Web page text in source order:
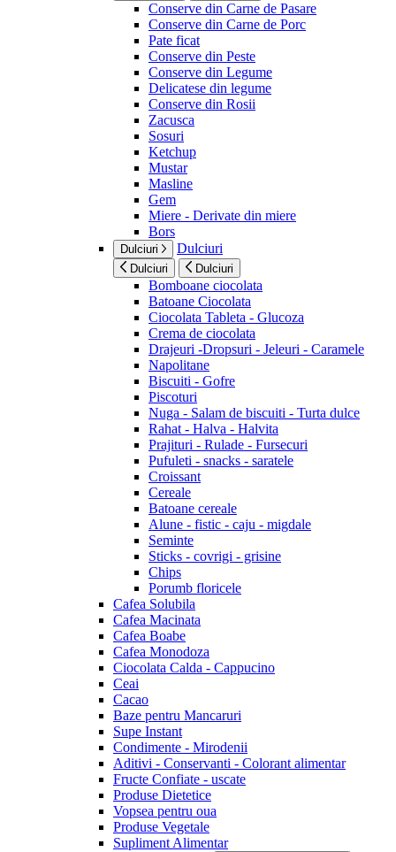
Conserve din Carne de Pasare
Conserve din Carne de Porc
Pate ficat
Conserve din Peste
Conserve din Legume
Delicatese din legume
Conserve din Rosii
Zacusca
Sosuri
Ketchup
Mustar
Masline
Gem
Miere - Derivate din miere
Bors
Dulciuri Dulciuri
Dulciuri Dulciuri
Bomboane ciocolata
Batoane Ciocolata
Ciocolata Tableta - Glucoza
Crema de ciocolata
Drajeuri -Dropsuri - Jeleuri - Caramele
Napolitane
Biscuiti - Gofre
Piscoturi
Nuga - Salam de biscuiti - Turta dulce
Rahat - Halva - Halvita
Prajituri - Rulade - Fursecuri
Pufuleti - snacks - saratele
Croissant
Cereale
Batoane cereale
Alune - fistic - caju - migdale
Seminte
Sticks - covrigi - grisine
Chips
Porumb floricele
Cafea Solubila
Cafea Macinata
Cafea Boabe
Cafea Monodoza
Ciocolata Calda - Cappucino
Ceai
Cacao
Baze pentru Mancaruri
Supe Instant
Condimente - Mirodenii
Aditivi - Conservanti - Colorant alimentar
Fructe Confiate - uscate
Produse Dietetice
Vopsea pentru oua
Produse Vegetale
Supliment Alimentar